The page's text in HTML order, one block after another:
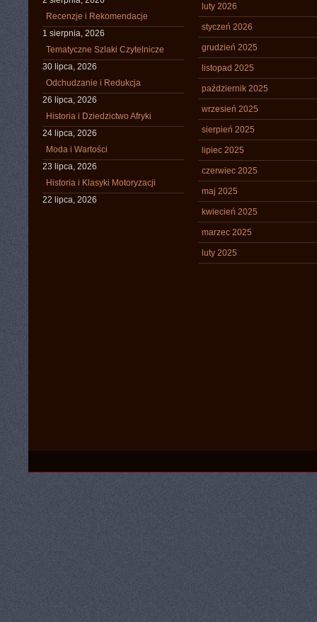
Recenzje i Rekomendacje
1 sierpnia, 2026
Tematyczne Szlaki Czytelnicze
30 lipca, 2026
Odchudzanie i Redukcja
26 lipca, 2026
Historia i Dziedzictwo Afryki
24 lipca, 2026
Moda i Wartości
23 lipca, 2026
Historia i Klasyki Motoryzacji
22 lipca, 2026
luty 2026
styczeń 2026
grudzień 2025
listopad 2025
październik 2025
wrzesień 2025
sierpień 2025
lipiec 2025
czerwiec 2025
maj 2025
kwiecień 2025
marzec 2025
luty 2025